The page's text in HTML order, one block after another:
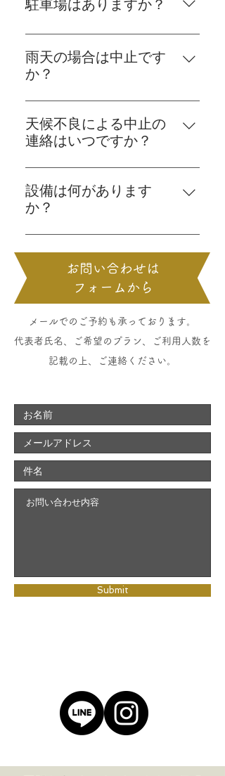
沢な海鮮BBQをぜひ！
駐車場はありますか？
徒歩5分のところに有料駐車場が
あります。Dayプランの方は無料
駐車場がご利用頂けます。
雨天の場合は中止です
か？
基本的に雨天決行となります。暴
風など運営が危険と判断した場
合、ご利用内容を変更またはキャ
天候不良による中止の
連絡はいつですか？
ご利用日の前日には判断してご予
約時の連絡先にこちらからご連絡
差し上げます。天候によるキャン
一切かかりません。
設備は何があります
か？
以下のものをご用意しておりま
す。 ・お皿類(BBQ用/取り皿用
人数分) ・割り箸人数分 ・調理器
具(ピーラー、包丁、木製まな板、
お玉など) ・ワイングラス6名様分
・肉用トング ・薪(焚き火用) ※必
要な場合はスタッフにお声がけく
ださい。 ・炭3kg ・クーラーボッ
タン ・カード/ボードゲーム数種
類
​お問い合わせは
フォームから
​メールでのご予約も承っております。
​代表者氏名、ご希望のプラン、ご利用人数を
記載の上、ご連絡ください。
Submit